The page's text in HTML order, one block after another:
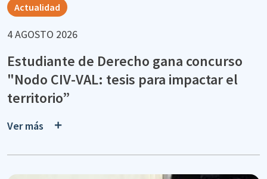
Actualidad
4 AGOSTO 2026
Estudiante de Derecho gana concurso
"Nodo CIV-VAL: tesis para impactar el
territorio”
Ver más